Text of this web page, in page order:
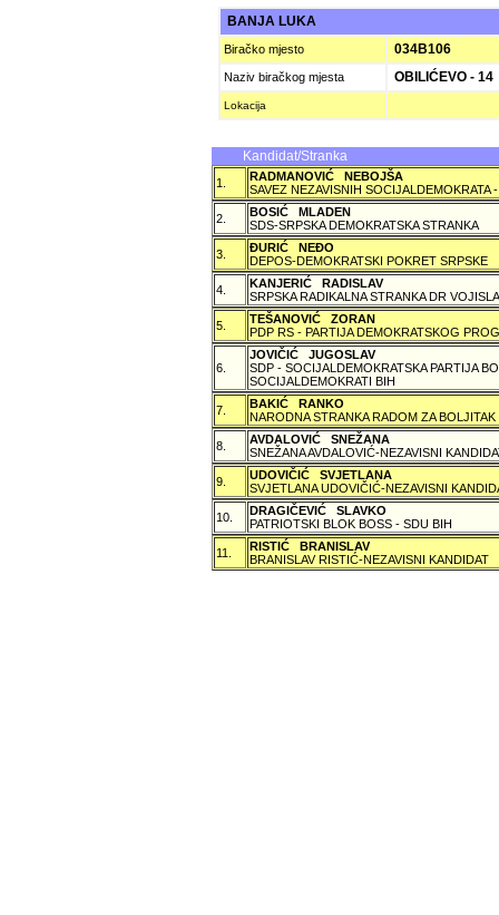
BANJA LUKA
Biračko mjesto 034B106
Naziv biračkog mjesta OBILIĆEVO - 14
Lokacija
Kandidat/Stranka
1.
RADMANOVIĆ NEBOJŠA
SAVEZ NEZAVISNIH SOCIJALDEMOKRATA
2.
BOSIĆ MLADEN
SDS-SRPSKA DEMOKRATSKA STRANKA
3.
ÐURIĆ NEÐO
DEPOS-DEMOKRATSKI POKRET SRPSKE
4.
KANJERIĆ RADISLAV
SRPSKA RADIKALNA STRANKA DR
5.
TEŠANOVIĆ ZORAN
PDP RS - PARTIJA DEMOKRATSKOG
6.
JOVIČIĆ JUGOSLAV
SDP - SOCIJALDEMOKRATSKA PARTIJA
SOCIJALDEMOKRATI BIH
7.
BAKIĆ RANKO
NARODNA STRANKA RADOM ZA BOLJITAK
8.
AVDALOVIĆ SNEŽANA
SNEŽANA AVDALOVIĆ-NEZAVISNI
9.
UDOVIČIĆ SVJETLANA
SVJETLANA UDOVIČIĆ-NEZAVISNI
10.
DRAGIČEVIĆ SLAVKO
PATRIOTSKI BLOK BOSS - SDU BIH
11.
RISTIĆ BRANISLAV
BRANISLAV RISTIĆ-NEZAVISNI KANDIDAT